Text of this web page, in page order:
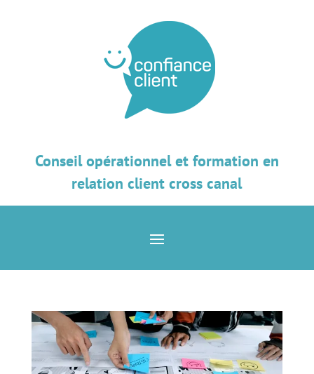
Conseil opérationnel et formation en
relation client cross canal